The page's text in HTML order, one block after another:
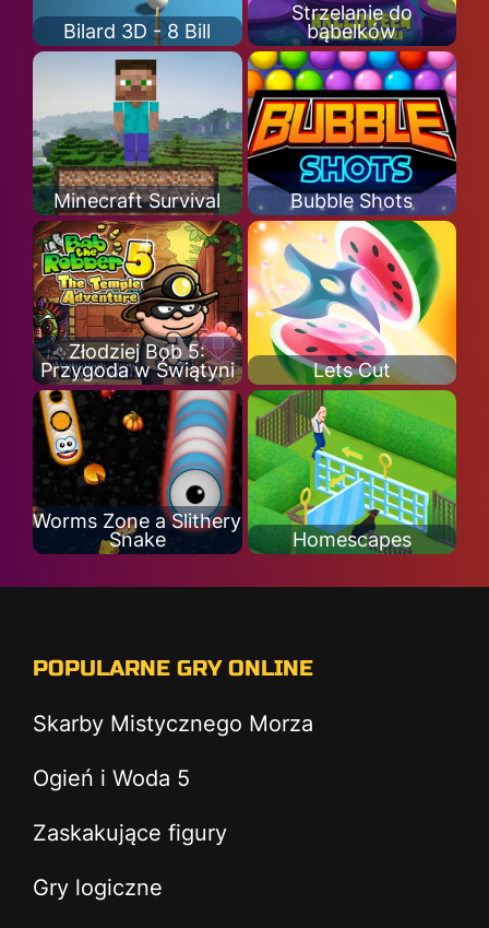
Bilard 3D - 8 Bill
Strzelanie do
bąbelków
Minecraft Survival Bubble Shots
Złodziej Bob 5:
Przygoda w Świątyni
Lets Cut
Worms Zone a Slithery
Snake
Homescapes
POPULARNE GRY ONLINE
Skarby Mistycznego Morza
Ogień i Woda 5
Zaskakujące figury
Gry logiczne